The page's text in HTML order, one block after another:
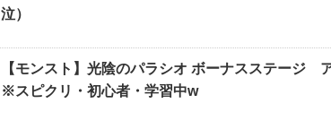
泣）
【モンスト】光陰のパラシオ ボーナスステージ
※スピクリ・初心者・学習中w